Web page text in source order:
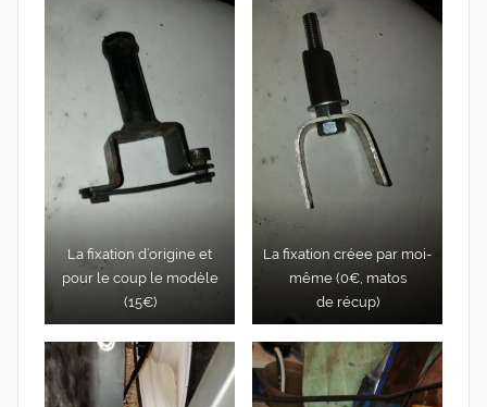
La fixa­tion d’o­ri­gine et
pour le coup le modèle
(15€)
La fixa­tion créee par moi-​
même (0€, matos
de récup)